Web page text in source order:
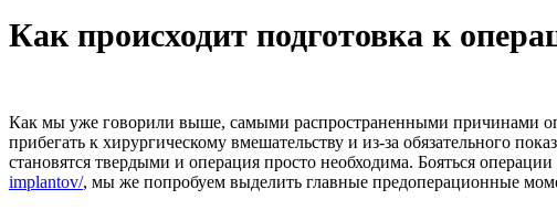
Как происходит подготовка к
Как мы уже говорили выше, самыми распространенными причинами
прибегать к хирургическому вмешательству и из-за обязательного
становятся твердыми и операция просто необходима. Бояться
implantov/, мы же попробуем выделить главные предоперационные